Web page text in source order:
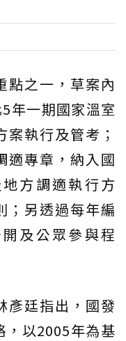
點之一，草案內
年一期國家溫室
執行及管考；
適專章，納入國
方調適執行方
；另透過每年編
及公眾參與程
彥廷指出，國發
，以2005年為基